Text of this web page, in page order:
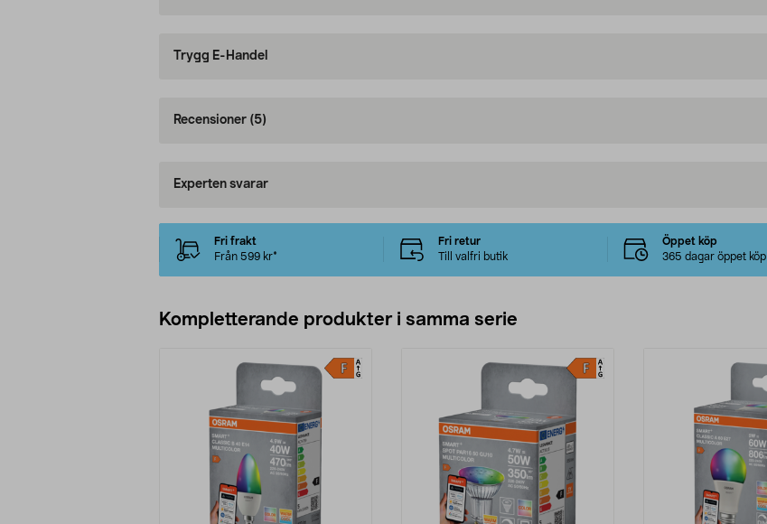
Trygg E-Handel
Recensioner (5)
Experten svarar
Fri frakt
Från 599 kr*
Fri retur
Till valfri butik
Öppet köp
365 dagar öppet köp
Kompletterande produkter i samma serie